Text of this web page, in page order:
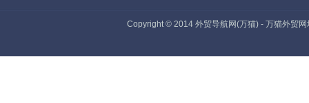
Copyright © 2014 外贸导航网(万猫) - 万猫外贸